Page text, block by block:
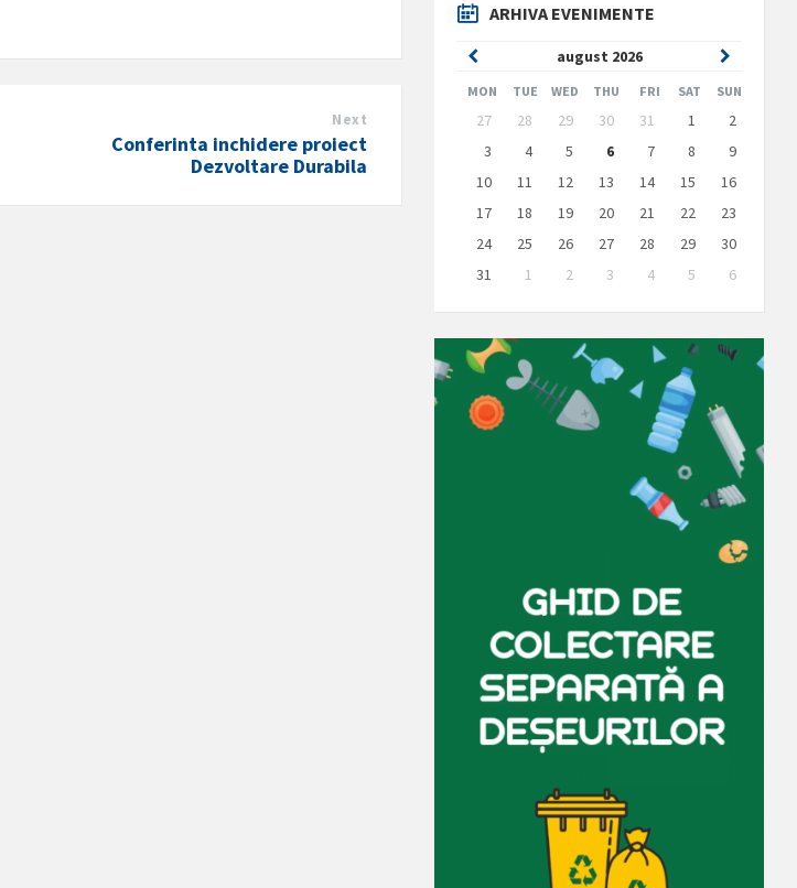
Next
Conferinta inchidere proiect
Dezvoltare Durabila
ARHIVA EVENIMENTE
august 2026
Previous
Month
Next
Month
MON TUE WED THU FRI SAT SUN
Skip
calendar
days
27 28 29 30 31 1
2
3
4 5 6 7 8
9
10
11 12 13 14 15
16
17
18 19 20 21 22
23
24
25 26 27 28 29
30
31
1 2 3 4 5
6
to
days